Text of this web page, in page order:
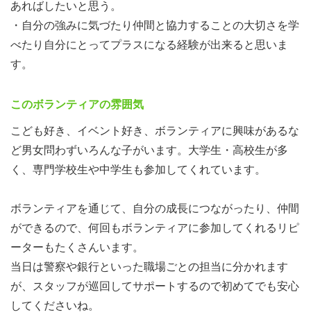
活動内容は？
会場内に設置された「銀行」「領事館」「ハローワーク」
「新入社員」！？そんなこどもたちのコーチ役として、オ
シゴトを教えたり、頑張る姿を見守ったり、励ましたりす
る「こどもサポーター」として活動します。オシゴトが無
事に終わったら、こどもたちと達成感をシェア。気がつく
と、こっちまで笑顔になっちゃう、本当に楽しい活動で
す。活動は1日単位、ミーティングや担当するオシゴトご
あればしたいと思う。
・自分の強みに気づたり仲間と協力することの大切さを学
べたり自分にとってプラスになる経験が出来ると思いま
す。
このボランティアの雰囲気
こども好き、イベント好き、ボランティアに興味があるな
ど男女問わずいろんな子がいます。大学生・高校生が多
く、専門学校生や中学生も参加してくれています。
ボランティアを通じて、自分の成長につながったり、仲間
ができるので、何回もボランティアに参加してくれるリピ
ーターもたくさんいます。
当日は警察や銀行といった職場ごとの担当に分かれます
が、スタッフが巡回してサポートするので初めてでも安心
してくださいね。